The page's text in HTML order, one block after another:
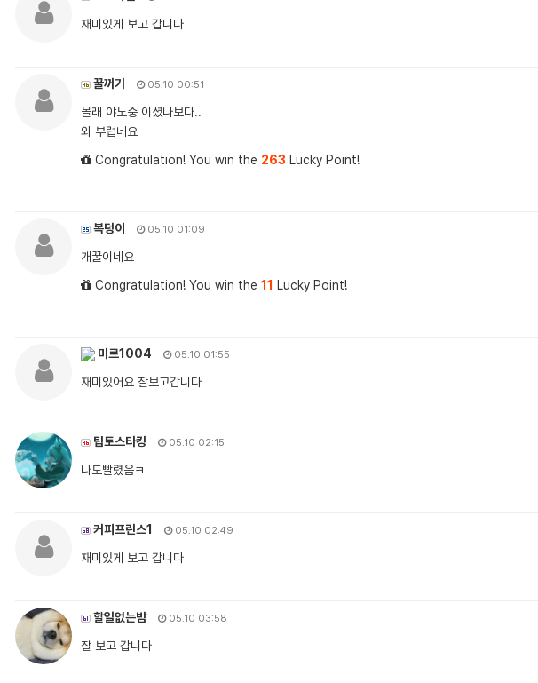
재미있게 보고 갑니다
꿀꺼기 05.10 00:51
몰래 야노중 이셨나보다..
와 부럽네요
Congratulation! You win the 263 Lucky Point!
복덩이 05.10 01:09
개꿀이네요
Congratulation! You win the 11 Lucky Point!
미르1004 05.10 01:55
재미있어요 잘보고갑니다
팁토스타킹 05.10 02:15
나도빨렸음ㅋ
커피프린스1 05.10 02:49
재미있게 보고 갑니다
할일없는밤 05.10 03:58
잘 보고 갑니다